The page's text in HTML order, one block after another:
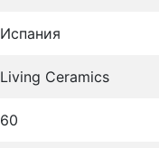
Испания
Living Ceramics
60